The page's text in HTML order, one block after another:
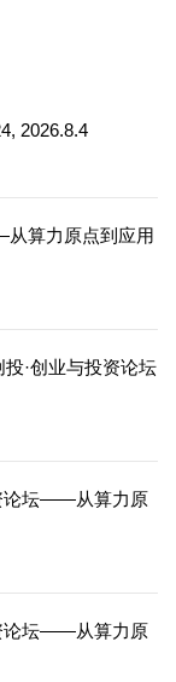
2026.8.4
从算力原点到应用
·创业与投资论坛
论坛——从算力原
论坛——从算力原